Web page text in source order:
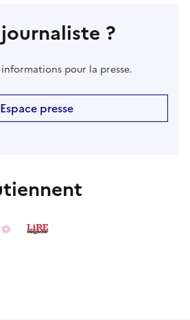
?
pour la presse.
Espace presse